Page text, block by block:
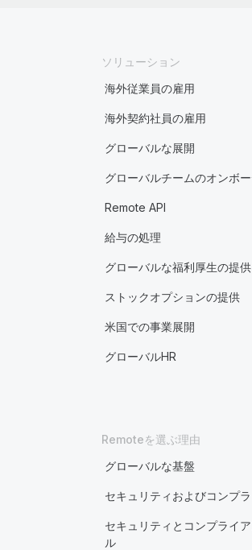
ソリューション
海外従業員の雇用
海外契約社員の雇用
グローバルな展開
グローバルチームのオンボ
Remote API
給与の処理
グローバルな福利厚生の提供
ストックオプションの提供
米国での事業展開
グローバルHR
Remoteを選ぶ理由
グローバルな基盤
セキュリティおよびコンプ
セキュリティとコンプライ
ル